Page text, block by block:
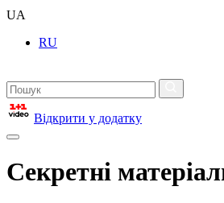
UA
RU
Відкрити у додатку
Секретні